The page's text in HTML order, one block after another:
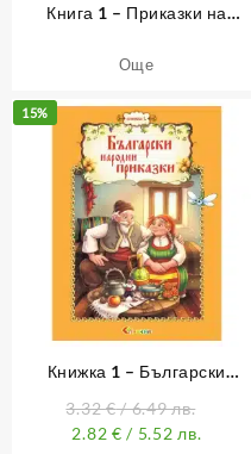
Книга 1 – Приказки на
у съседите
Още
15%
Книжка 1 – Български
3.32€/ 6.49 лв.
2.82 € / 5.52 лв.